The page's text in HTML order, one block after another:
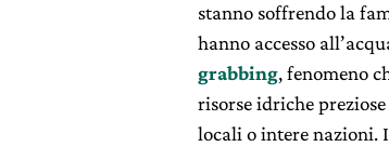
stanno soffrendo la
hanno accesso
grabbing, fenomeno
risorse idriche
locali o intere nazioni.